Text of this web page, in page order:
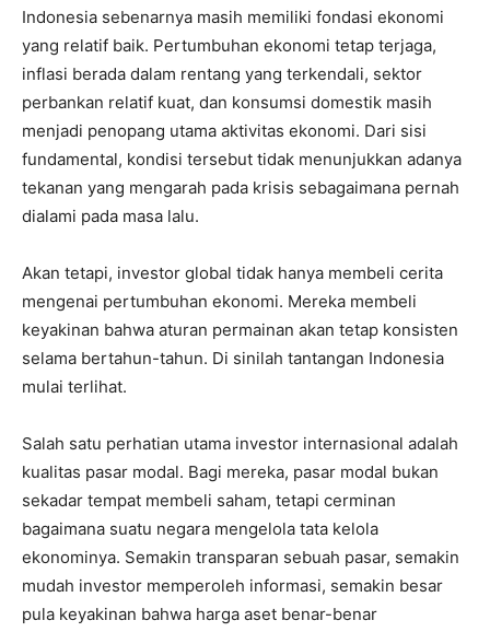
Indonesia sebenarnya masih memiliki fondasi ekonomi
yang relatif baik. Pertumbuhan ekonomi tetap terjaga,
inflasi berada dalam rentang yang terkendali, sektor
perbankan relatif kuat, dan konsumsi domestik masih
menjadi penopang utama aktivitas ekonomi. Dari sisi
fundamental, kondisi tersebut tidak menunjukkan adanya
tekanan yang mengarah pada krisis sebagaimana pernah
dialami pada masa lalu.
Akan tetapi, investor global tidak hanya membeli cerita
mengenai pertumbuhan ekonomi. Mereka membeli
keyakinan bahwa aturan permainan akan tetap konsisten
selama bertahun-tahun. Di sinilah tantangan Indonesia
mulai terlihat.
Salah satu perhatian utama investor internasional adalah
kualitas pasar modal. Bagi mereka, pasar modal bukan
sekadar tempat membeli saham, tetapi cerminan
bagaimana suatu negara mengelola tata kelola
ekonominya. Semakin transparan sebuah pasar, semakin
mudah investor memperoleh informasi, semakin besar
pula keyakinan bahwa harga aset benar-benar